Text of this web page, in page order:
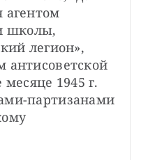
агентом
школы,
легион»,
антисоветской
1945 г.
партизанами